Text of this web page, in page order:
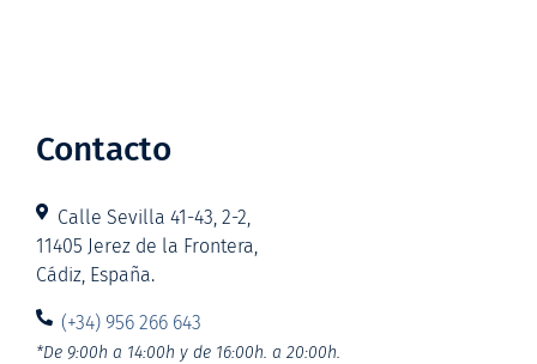
Contacto
Calle Sevilla 41-43, 2-2,
11405 Jerez de la Frontera,
Cádiz, España.
(+34) 956 266 643
*De 9:00h a 14:00h y de 16:00h. a 20:00h.